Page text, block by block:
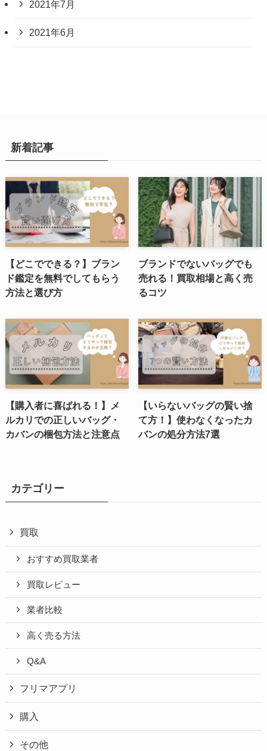
2021年7月
2021年6月
新着記事
【どこでできる？】ブラン
ド鑑定を無料でしてもらう
方法と選び方
ブランドでないバッグでも
売れる！買取相場と高く売
るコツ
【購入者に喜ばれる！】メ
ルカリでの正しいバッグ・
カバンの梱包方法と注意点
【いらないバッグの賢い捨
て方！】使わなくなったカ
バンの処分方法7選
カテゴリー
買取
おすすめ買取業者
買取レビュー
業者比較
高く売る方法
Q&A
フリマアプリ
購入
その他